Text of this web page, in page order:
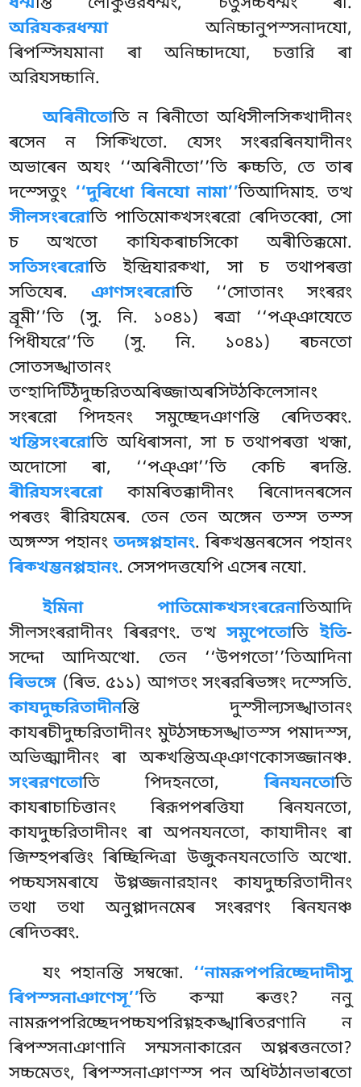
অরিযকরধম্মাঅনিচ্চানুপস্সনাদযো,
ৰিপস্সিযমানা ৰা অনিচ্চাদযো, চত্তারি ৰা
অরিযসচ্চানি.
অৰিনীতোতিন ৰিনীতো অধিসীলসিক্খাদীনং
ৰসেন ন সিক্খিতো. যেসং সংৰরৰিনযাদীনং
অভাৰেন অযং ‘‘অৰিনীতো’’তি ৰুচ্চতি, তে তাৰ
দস্সেতুং ‘‘দুৰিধো ৰিনযো নামা’’তিআদিমাহ. তত্থ
সীলসংৰরোতি পাতিমোক্খসংৰরো ৰেদিতব্বো, সো
চ অত্থতো কাযিকৰাচসিকো অৰীতিক্কমো.
সতিসংৰরোতি ইন্দ্রিযারক্খা, সা চ তথাপৰত্তা
সতিযেৰ.ঞাণসংৰরোতি ‘‘সোতানং সংৰরং
ব্রূমী’’তি (সু. নি. ১০৪১) ৰত্ৰা ‘‘পঞ্ঞাযেতে
পিধীযরে’’তি (সু. নি. ১০৪১) ৰচনতো
সোতসঙ্খাতানং
তণ্হাদিট্ঠিদুচ্চরিতঅৰিজ্জাঅৰসিট্ঠকিলেসানং
সংৰরো পিদহনং সমুচ্ছেদঞাণন্তি ৰেদিতব্বং.
খন্তিসংৰরোতি অধিৰাসনা, সা চ তথাপৰত্তা খন্ধা,
অদোসো ৰা, ‘‘পঞ্ঞা’’তি কেচি ৰদন্তি.
ৰীরিযসংৰরোকামৰিতক্কাদীনং ৰিনোদনৰসেন
পৰত্তং ৰীরিযমেৰ. তেন তেন অঙ্গেন তস্স তস্স
অঙ্গস্স পহানংতদঙ্গপ্পহানং. ৰিক্খম্ভনৰসেন পহানং
ৰিক্খম্ভনপ্পহানং. সেসপদত্তযেপি এসেৰ নযো.
ইমিনা পাতিমোক্খসংৰরেনাতিআদি
সীলসংৰরাদীনং ৰিৰরণং. তত্থসমুপেতোতিইতি-
সদ্দো আদিঅত্থো. তেন ‘‘উপগতো’’তিআদিনা
ৰিভঙ্গে (ৰিভ. ৫১১) আগতং সংৰরৰিভঙ্গং দস্সেতি.
কাযদুচ্চরিতাদীনন্তি দুস্সীল্যসঙ্খাতানং
কাযৰচীদুচ্চরিতাদীনং মুট্ঠসচ্চসঙ্খাতস্স পমাদস্স,
অভিজ্ঝাদীনং ৰা অক্খন্তিঅঞ্ঞাণকোসজ্জানঞ্চ.
সংৰরণতোতি পিদহনতো,ৰিনযনতোতি
কাযৰাচাচিত্তানং ৰিরূপপৰত্তিযা ৰিনযনতো,
কাযদুচ্চরিতাদীনং ৰা অপনযনতো, কাযাদীনং ৰা
জিম্হপৰত্তিং ৰিচ্ছিন্দিত্ৰা উজুকনযনতোতি অত্থো.
পচ্চযসমৰাযে উপ্পজ্জনারহানং কাযদুচ্চরিতাদীনং
তথা তথা অনুপ্পাদনমেৰ সংৰরণং ৰিনযনঞ্চ
ৰেদিতব্বং.
যং পহানন্তি সম্বন্ধো. ‘‘নামরূপপরিচ্ছেদাদীসু
ৰিপস্সনাঞাণেসূ’’তি কস্মা ৰুত্তং? ননু
নামরূপপরিচ্ছেদপচ্চযপরিগ্গহকঙ্খাৰিতরণানি ন
ৰিপস্সনাঞাণানি সম্মসনাকারেন অপ্পৰত্তনতো?
সচ্চমেতং, ৰিপস্সনাঞাণস্স পন অধিট্ঠানভাৰতো